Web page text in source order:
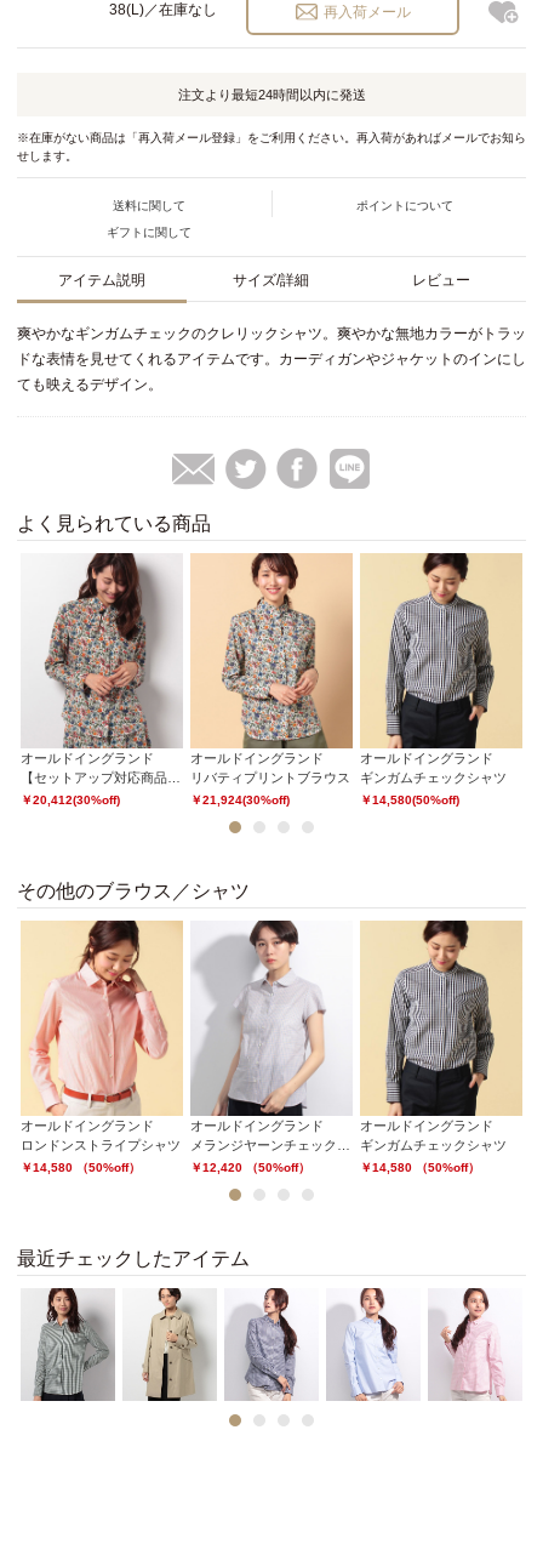
38(L)／在庫なし 再入荷メール
注文より最短24時間以内に発送
※在庫がない商品は「再入荷メール登録」をご利用ください。再入荷があればメールでお知ら
せします。
送料に関して
ポイントについて
ギフトに関して
アイテム説明 サイズ/詳細 レビュー
爽やかなギンガムチェックのクレリックシャツ。爽やかな無地カラーがトラッ
ドな表情を見せてくれるアイテムです。カーディガンやジャケットのインにし
ても映えるデザイン。
よく見られている商品
オールドイングランド
￥20,412(30%off)
オールドイングランド
リバティプリントブラウス
￥21,924(30%off)
オールドイングランド
ギンガムチェックシャツ
￥14,580(50%off)
2 3 4
その他のブラウス／シャツ
オールドイングランド
ロンドンストライプシャツ
￥14,580 （50%off）
オールドイングランド
￥12,420 （50%off）
オールドイングランド
ギンガムチェックシャツ
￥14,580 （50%off）
2 3 4
最近チェックしたアイテム
2 3 4